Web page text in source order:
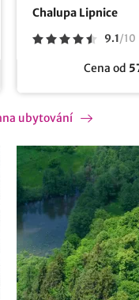
Chalupa Lipnice
9.1/10
Cena od
ubytování